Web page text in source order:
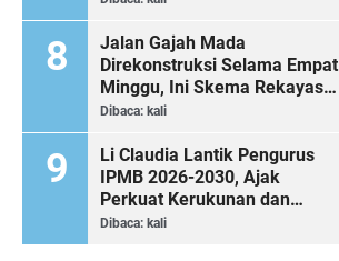
Jalan Gajah Mada
Direkonstruksi Selama Empat
Minggu, Ini Skema Rekayasa
Lalu Lintasnya
Dibaca: kali
Li Claudia Lantik Pengurus
IPMB 2026-2030, Ajak
Perkuat Kerukunan dan
Sinergi dengan Pemko Batam
Dibaca: kali